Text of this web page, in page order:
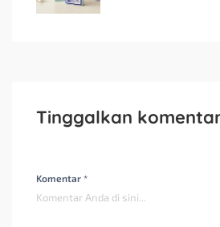
Tinggalkan
Komentar *